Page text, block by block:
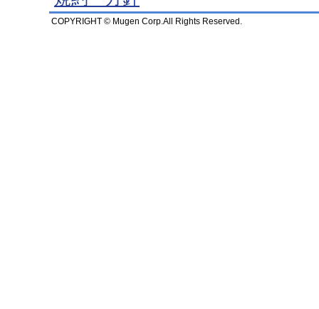
COPYRIGHT © Mugen Corp.All Rights Reserved.